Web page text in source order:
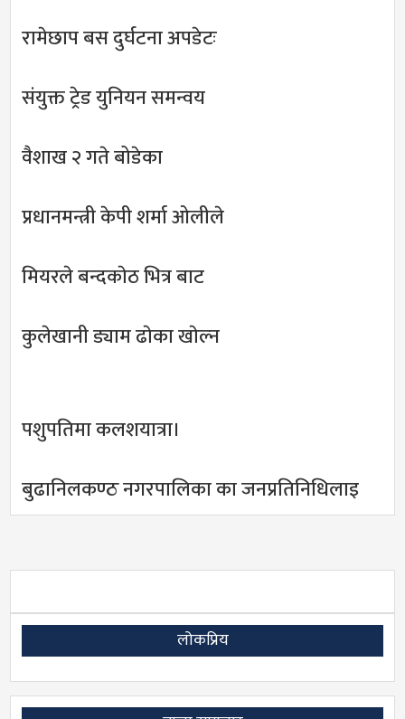
रामेछाप बस दुर्घटना अपडेटः
संयुक्त ट्रेड युनियन समन्वय
वैशाख २ गते बोडेका
प्रधानमन्त्री केपी शर्मा ओलीले
मियरले बन्दकाेठ भित्र बाट
कुलेखानी ड्याम ढाेका खाेल्न
पशुपतिमा कलशयात्रा।
बुढानिलकण्ठ नगरपालिका का जनप्रतिनिधिलाइ
लोकप्रिय